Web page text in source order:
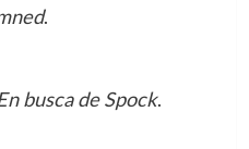
.
busca de Spock.